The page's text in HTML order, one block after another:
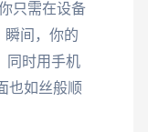
只需在设备
瞬间，你的
同时用手机
也如丝般顺